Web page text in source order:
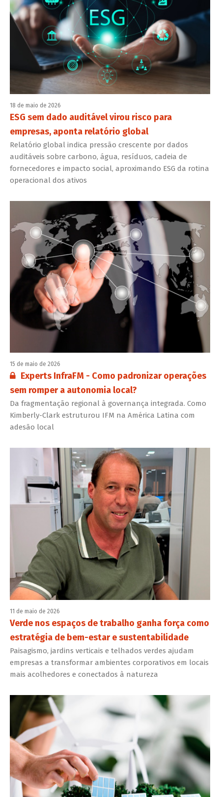
18 de maio de 2026
ESG sem dado auditável virou risco para
empresas, aponta relatório global
Relatório global indica pressão crescente por dados
auditáveis sobre carbono, água, resíduos, cadeia de
fornecedores e impacto social, aproximando ESG da rotina
operacional dos ativos
15 de maio de 2026
Conteúdo restrito:
Experts InfraFM - Como padronizar operações
sem romper a autonomia local?
Da fragmentação regional à governança integrada. Como
Kimberly-Clark estruturou IFM na América Latina com
adesão local
11 de maio de 2026
Verde nos espaços de trabalho ganha força como
estratégia de bem-estar e sustentabilidade
Paisagismo, jardins verticais e telhados verdes ajudam
empresas a transformar ambientes corporativos em locais
mais acolhedores e conectados à natureza